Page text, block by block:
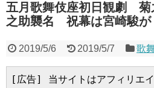
五月歌舞伎座初日観劇 菊
之助襲名 祝幕は宮崎駿が
2019/5/6 2019/5/7 歌
[広告] 当サイトはアフィリエイ